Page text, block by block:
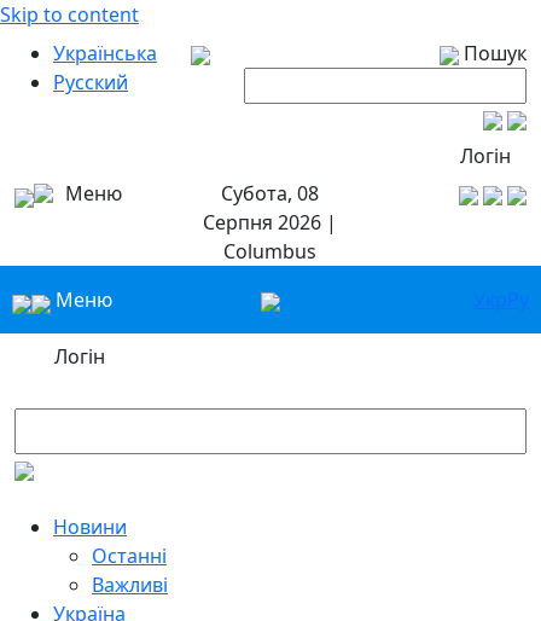
Skip to content
Українська
Русский
Пошук
Логін
Меню
Субота, 08
Серпня 2026 |
Columbus
Меню
УкрРу
Логін
Новини
Останні
Важливі
Україна